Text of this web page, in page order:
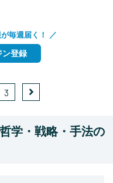
毎週届く！ ／
ン登録
3
学・戦略・手法の